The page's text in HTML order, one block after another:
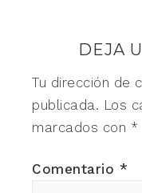
DEJA
Tu dirección de
publicada. Los
marcados con *
Comentario *